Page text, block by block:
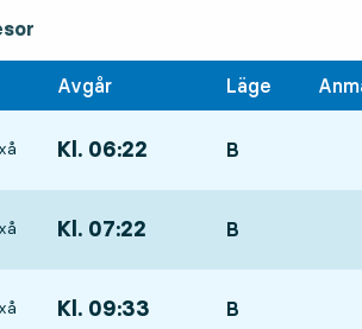
Avgår Läge
Kl. 06:22 LÄGE,
B
Kl. 07:22 LÄGE,
B
Kl. 09:33 LÄGE,
B